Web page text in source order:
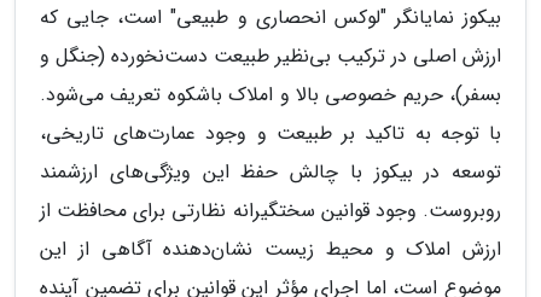
بیکوز نمایانگر "لوکس انحصاری و طبیعی" است، جایی که
ارزش اصلی در ترکیب بی‌نظیر طبیعت دست‌نخورده (جنگل و
بسفر)، حریم خصوصی بالا و املاک باشکوه تعریف می‌شود.
با توجه به تاکید بر طبیعت و وجود عمارت‌های تاریخی،
توسعه در بیکوز با چالش حفظ این ویژگی‌های ارزشمند
روبروست. وجود قوانین سختگیرانه نظارتی برای محافظت از
ارزش املاک و محیط زیست نشان‌دهنده آگاهی از این
موضوع است، اما اجرای مؤثر این قوانین برای تضمین آینده